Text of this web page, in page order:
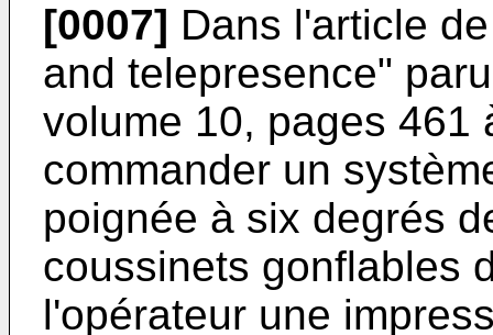
[0007] Dans l'article
and telepresence"
volume 10, pages 461
commander un
poignée à six degrés
coussinets gonflables
l'opérateur une